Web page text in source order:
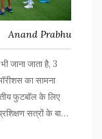
Anand Prabhu
जाना जाता है, 3
का सामना
फुटबॉल के लिए
सत्रों के बाद